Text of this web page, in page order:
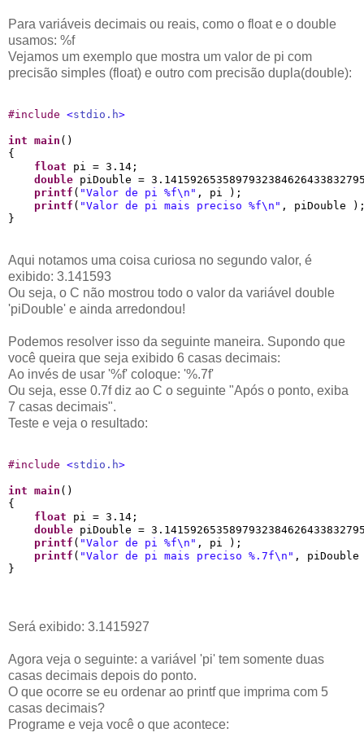
Para variáveis decimais ou reais, como o float e o double
usamos: %f
Vejamos um exemplo que mostra um valor de pi com
precisão simples (float) e outro com precisão dupla(double):
#include <stdio.h>
int main ()
{
float pi = 3.14;
double piDouble =
printf ( "Valor de pi %f\n " , pi );
printf ( "Valor de pi mais preciso %f\n " , piDouble
Aqui notamos uma coisa curiosa no segundo valor, é
exibido: 3.141593
Ou seja, o C não mostrou todo o valor da variável double
'piDouble' e ainda arredondou!
Podemos resolver isso da seguinte maneira. Supondo que
você queira que seja exibido 6 casas decimais:
Ao invés de usar '%f' coloque: '%.7f'
Ou seja, esse 0.7f diz ao C o seguinte "Após o ponto, exiba
7 casas decimais".
Teste e veja o resultado:
#include <stdio.h>
int main ()
{
float pi = 3.14;
double piDouble =
printf ( "Valor de pi %f\n " , pi );
printf ( "Valor de pi mais preciso %.7f\n " ,
Será exibido: 3.1415927
Agora veja o seguinte: a variável 'pi' tem somente duas
casas decimais depois do ponto.
O que ocorre se eu ordenar ao printf que imprima com 5
casas decimais?
Programe e veja você o que acontece: